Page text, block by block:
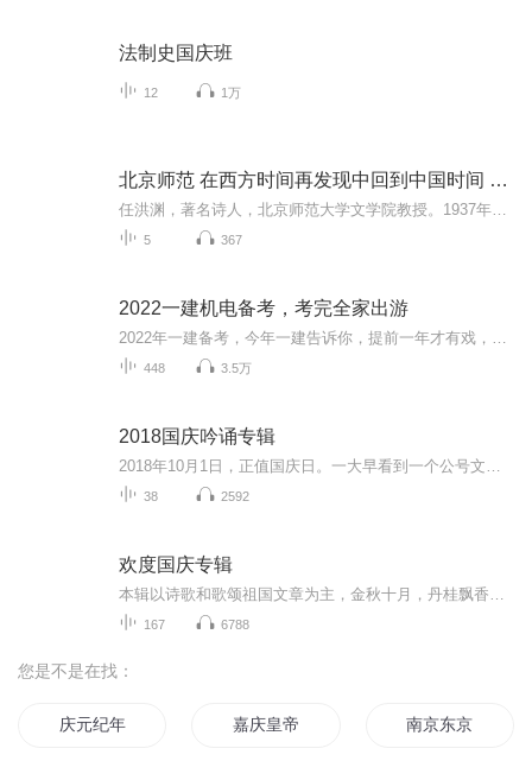
法制史国庆班
12 1万
北京师范 在西方时间再发现中回到中国时间 任洪渊
5 367
2022一建机电备考，考完全家出游
448 3.5万
2018国庆吟诵专辑
38 2592
欢度国庆专辑
167 6788
您是不是在找：
庆元纪年 嘉庆皇帝 南京东京